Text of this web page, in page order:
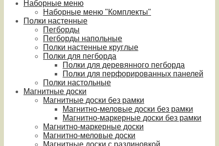
Наборные меню
Наборные меню "Комплекты"
Полки настенные
Пегборды
Пегборды напольные
Полки настенные круглые
Полки для пегборда
Полки для деревянного пегборда
Полки для перфорированных панелей
Полки настольные
Магнитные доски
Магнитные доски без рамки
Магнитно-меловые доски без рамки
Магнитно-маркерные доски без рамки
Магнитно-маркерные доски
Магнитно-меловые доски
Магнитные доски с разлиновкой